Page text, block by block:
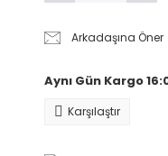
Arkadaşına Öner
Aynı Gün Kargo
Karşılaştır